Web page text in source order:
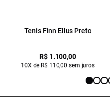
Tenis Finn Ellus Preto
R$ 1.100,00
10X de R$ 110,00 sem juros